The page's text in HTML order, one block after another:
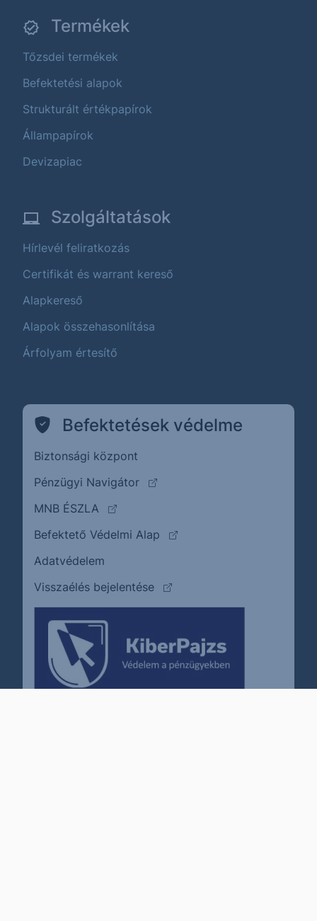
Termékek
Tőzsdei termékek
Befektetési alapok
Strukturált értékpapírok
Állampapírok
Devizapiac
Szolgáltatások
Hírlevél feliratkozás
Certifikát és warrant kereső
Alapkereső
Alapok összehasonlítása
Árfolyam értesítő
Befektetések védelme
Biztonsági központ
Pénzügyi Navigátor
(külső oldalra ugrik)
MNB ÉSZLA
(külső oldalra ugrik)
Befektető Védelmi Alap
(külső oldalra ugrik)
Adatvédelem
Visszaélés bejelentése
(külső oldalra ugrik)